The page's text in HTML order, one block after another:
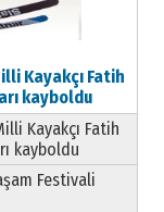
Kayakçı Fatih
kayboldu
Kayakçı Fatih
kayboldu
Festivali